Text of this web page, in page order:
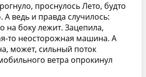
проснулось Лето, будто
А ведь и правда случилось:
на боку лежит. Зацепила,
то неосторожная машина. А
может, сильный поток
ветра опрокинул